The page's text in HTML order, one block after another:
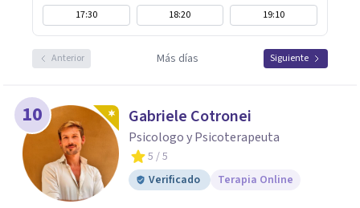
17:30
18:20 19:10
Anterior Más días Siguiente
10 Gabriele Cotronei
Psicologo y Psicoterapeuta
5 / 5
Verificado
Terapia Online